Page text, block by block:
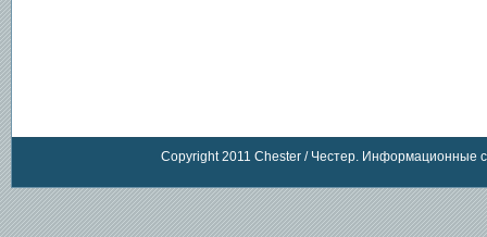
Copyright 2011 Chester / Честер. Информационные